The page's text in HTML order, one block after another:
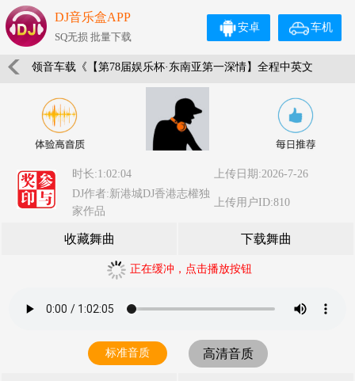
DJ音乐盒APP
SQ无损 批量下载
车机
安卓
领音车载《【第78届娱乐杯·东南亚第一深情】全程中英文
ClubHouse音乐·以后非金币不可下载》权少音乐
时长:1:02:04
上传日期:2026-7-26
DJ作者:新港城DJ香港志權独
家作品
上传用户ID:810
收藏舞曲 下载舞曲
正在缓冲，点击播放按钮
标准音质 高清音质